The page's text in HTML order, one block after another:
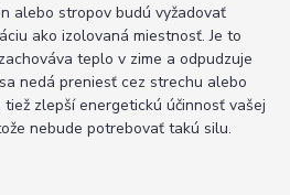
alebo stropov budú vyžadovať
ako izolovaná miestnosť. Je to
teplo v zime a odpudzuje
nedá preniesť cez strechu alebo
zlepší energetickú účinnosť vašej
nebude potrebovať takú silu.